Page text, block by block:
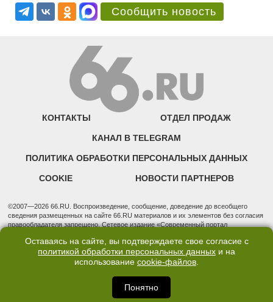
Сообщить новость
КОНТАКТЫ ОТДЕЛ ПРОДАЖ
КАНАЛ В TELEGRAM
ПОЛИТИКА ОБРАБОТКИ ПЕРСОНАЛЬНЫХ ДАННЫХ
COOKIE НОВОСТИ ПАРТНЕРОВ
©2007—2026 66.RU. Воспроизведение, сообщение, доведение до всеобщего
сведения размещенных на сайте 66.RU материалов и их элементов без согласия
правообладателя запрещено. Сетевое издание «Современный портал
надзору в сфере связи, информационных технологий и массовых коммуникаций
(Роскомнадзор). Регистрационный номер ЭЛ № ФС 77 - 76634 от 02.09.2019
Учредитель: Общество с ограниченной ответственностью "66.ру". Юридический
3, оф. 7015 Фактический адрес редакции и отдела продаж: 620014, Свердловская
обл., г. Екатеринбург, ул. Бориса Ельцина, д. 3, оф. 7015, +7 (343) 288-50-66
info@news.66.ru Главный редактор: Шлыков Дмитрий Владимирович
Оставаясь на сайте, вы подтверждаете свое согласие с
политикой обработки персональных данных и на
использование cookie-файлов.
Понятно